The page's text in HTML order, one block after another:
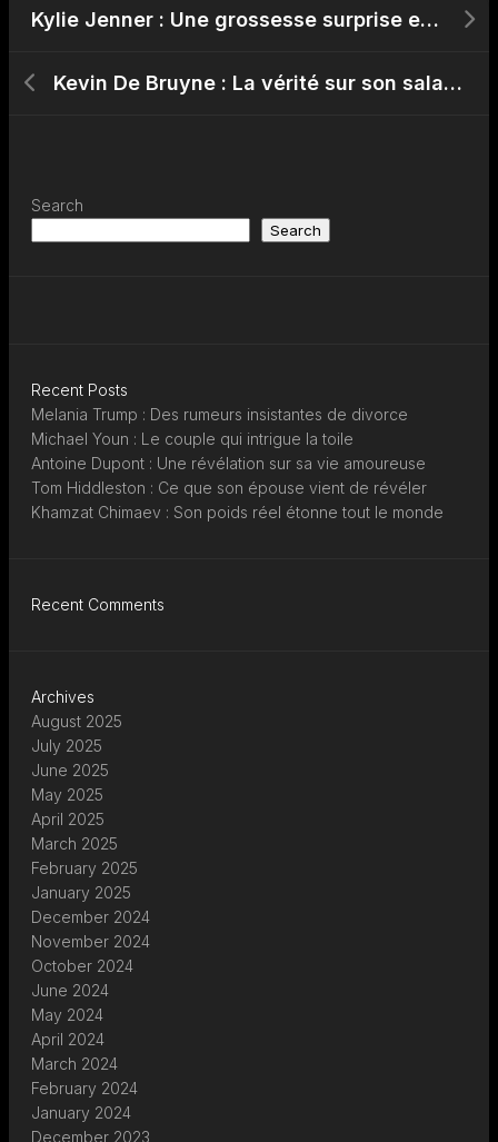
Kylie Jenner : Une grossesse surprise en préparation ?
Kevin De Bruyne : La vérité sur son salaire faramineux
Search
Search
Recent Posts
Melania Trump : Des rumeurs insistantes de divorce
Michael Youn : Le couple qui intrigue la toile
Antoine Dupont : Une révélation sur sa vie amoureuse
Tom Hiddleston : Ce que son épouse vient de révéler
Khamzat Chimaev : Son poids réel étonne tout le monde
Recent Comments
Archives
August 2025
July 2025
June 2025
May 2025
April 2025
March 2025
February 2025
January 2025
December 2024
November 2024
October 2024
June 2024
May 2024
April 2024
March 2024
February 2024
January 2024
December 2023